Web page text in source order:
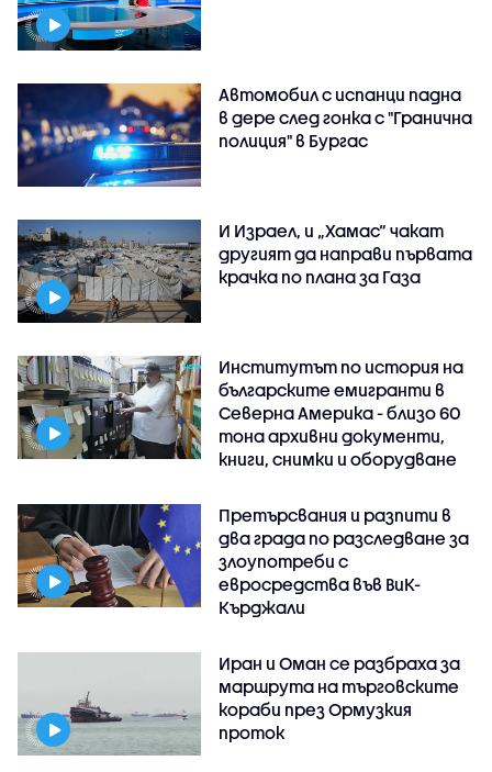
Автомобил с испанци падна
в дере след гонка с "Гранична
полиция" в Бургас
И Израел, и „Хамас“ чакат
другият да направи първата
крачка по плана за Газа
Институтът по история на
българските емигранти в
Северна Америка - близо 60
тона архивни документи,
книги, снимки и оборудване
Претърсвания и разпити в
два града по разследване за
злоупотреби с
евросредства във ВиК-
Кърджали
Иран и Оман се разбраха за
маршрута на търговските
кораби през Ормузкия
проток